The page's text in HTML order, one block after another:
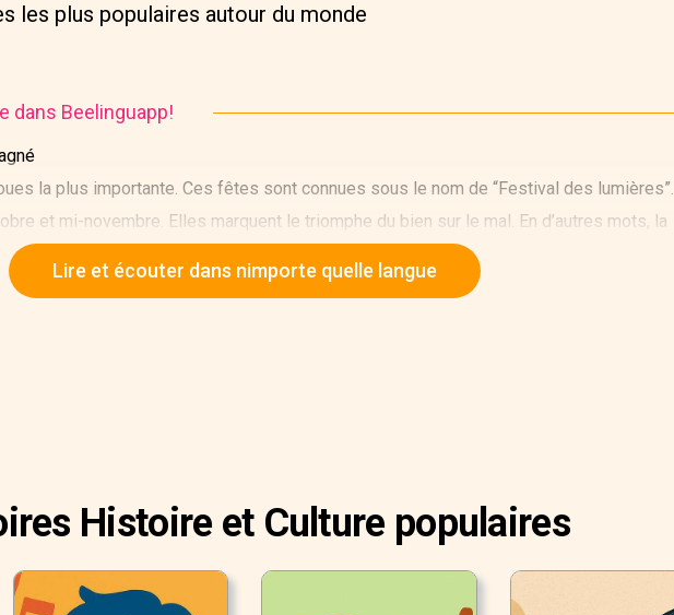
les plus populaires autour du monde
dans Beelinguapp!
la plus importante. Ces fêtes sont connues sous le nom de “Festival des lumières”.
et mi-novembre. Elles marquent le triomphe du bien sur le mal. En d’autres mots, la
Lire et écouter dans nimporte quelle langue
Histoire et Culture populaires